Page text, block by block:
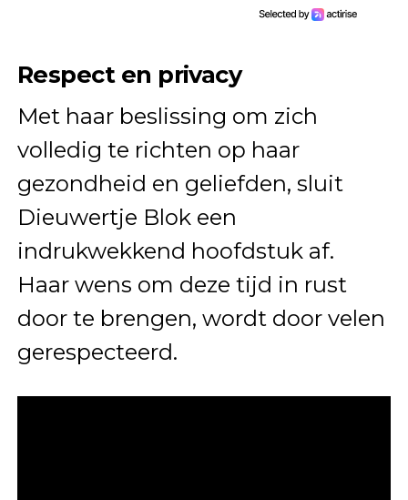
Respect en privacy
Met haar beslissing om zich
volledig te richten op haar
gezondheid en geliefden, sluit
Dieuwertje Blok een
indrukwekkend hoofdstuk af.
Haar wens om deze tijd in rust
door te brengen, wordt door velen
gerespecteerd.